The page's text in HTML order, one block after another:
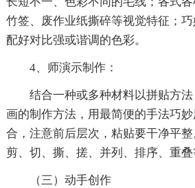
竹签、废作业纸撕碎等视觉特征；
配好对比强或谐调的色彩。
4、师演示制作：
结合一种或多种材料以拼贴方
画的制作方法，用最简便的手法巧
合，注意前后层次，粘贴要干净平整
剪、切、撕、搓、并列、排序、重叠
（三）动手创作